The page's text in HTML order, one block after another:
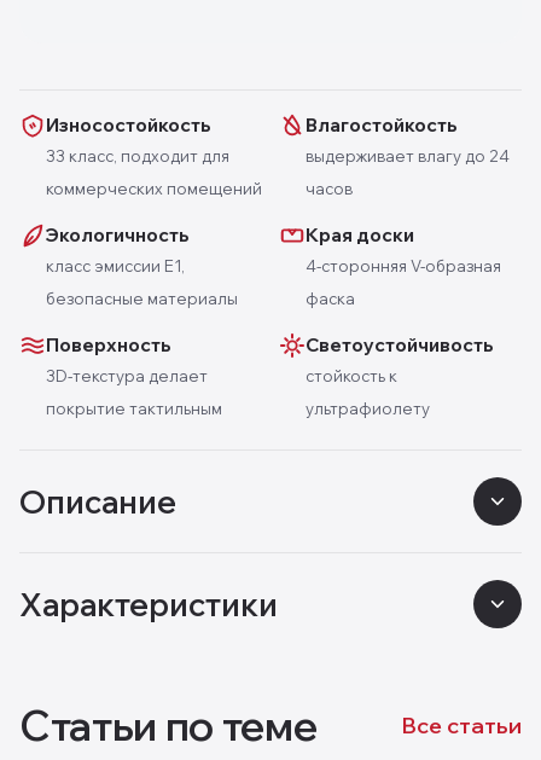
Износостойкость
33 класс, подходит для
коммерческих помещений
Влагостойкость
выдерживает влагу до 24
часов
Экологичность
класс эмиссии E1,
безопасные материалы
Края доски
4-сторонняя V-образная
фаска
Поверхность
3D-текстура делает
покрытие тактильным
Светоустойчивость
стойкость к
ультрафиолету
Описание
Характеристики
Статьи по теме Все статьи